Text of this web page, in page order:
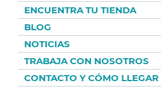
ENCUENTRA TU TIENDA
BLOG
NOTICIAS
TRABAJA CON NOSOTROS
CONTACTO Y CÓMO LLEGAR